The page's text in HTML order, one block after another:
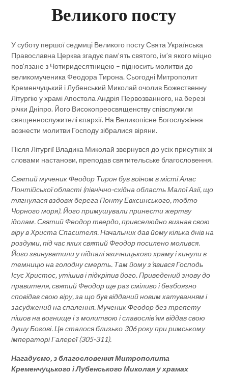
Великого посту
У суботу першої седмиці Великого посту Свята Українська
Православна Церква згадує пам’ять святого, ім’я якого міцно
пов’язане з Чотиридесятницею – підносить молитви до
великомученика Феодора Тирона. Сьогодні Митрополит
Кременчуцький і Лубенський Миколай очолив Божественну
Літургію у храмі Апостола Андрія Первозванного, на березі
річки Дніпро. Його Високопреосвященству співслужили
священнослужителі єпархії. На Великопісне Богослужіння
вознести молитви Господу зібралися віряни.
Після Літургії Владика Миколай звернувся до усіх присутніх зі
словами настанови, преподав святительське благословення.
Святий мученик Феодор Тирон був воїном в місті Алас
Понтійської області (північно-східна область Малої Азії, що
тягнулася вздовж берега Понту Евксинського, тобто
Чорного моря). Його примушували принести жертву
ідолам. Святий Феодор твердо, привселюдно визнав свою
віру в Христа Спасителя. Начальник дав йому кілька днів на
роздуми, під час яких святий Феодор посилено молився.
Його звинуватили у підпалі язичницького храму і кинули в
темницю на голодну смерть. Там йому з’явився Господь
Ісус Христос, утішив і підкріпив його. Приведений знову до
правителя, святий Феодор ще раз сміливо і безбоязно
сповідав свою віру, за що був відданий новим катуванням і
засуджений на спалення. Мученик Феодор без трепету
пішов на вогнище і з молитвою і славослів’ям віддав свою
душу Богові. Це сталося близько 306 року при римському
імператорі Галереї (305-311).
Нагадуємо, з благословення Митрополита
Кременчуцького і Лубенського Миколая у храмах